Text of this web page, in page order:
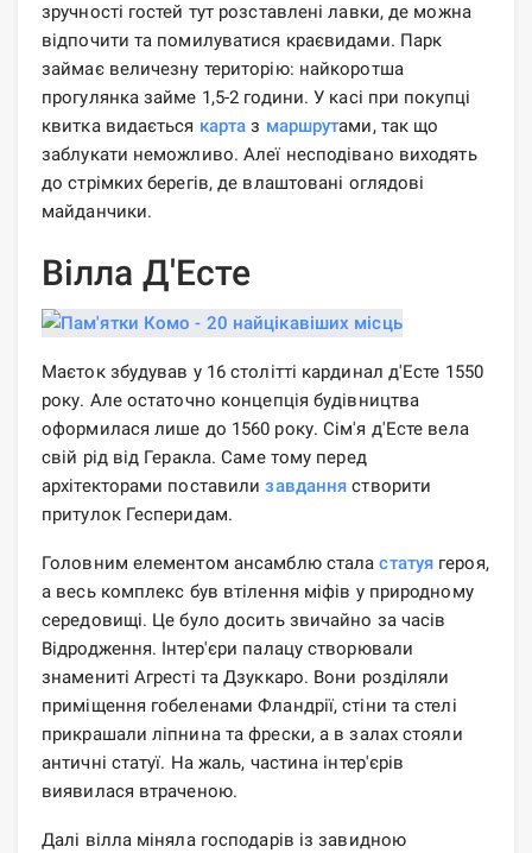
зручності гостей тут розставлені лавки, де можна
відпочити та помилуватися краєвидами. Парк
займає величезну територію: найкоротша
прогулянка займе 1,5-2 години. У касі при покупці
квитка видається карта з маршрутами, так що
заблукати неможливо. Алеї несподівано виходять
до стрімких берегів, де влаштовані оглядові
майданчики.
Вілла Д'Есте
Маєток збудував у 16 ​​столітті кардинал д'Есте 1550
року. Але остаточно концепція будівництва
оформилася лише до 1560 року. Сім'я д'Есте вела
свій рід від Геракла. Саме тому перед
архітекторами поставилизавдання створити
притулок Гесперидам.
Головним елементом ансамблю сталастатуя героя,
а весь комплекс був втілення міфів у природному
середовищі. Це було досить звичайно за часів
Відродження. Інтер'єри палацу створювали
знамениті Агресті та Дзуккаро. Вони розділяли
приміщення гобеленами Фландрії, стіни та стелі
прикрашали ліпнина та фрески, а в залах стояли
античні статуї. На жаль, частина інтер'єрів
виявилася втраченою.
Далі вілла міняла господарів із завидною